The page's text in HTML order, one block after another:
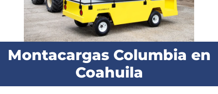
HOIST
MULTILIFT
BLOG
Montacargas Columbia en
Coahuila